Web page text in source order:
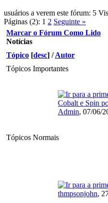
usuários a verem este fórum: 5
Páginas (2): 1 2 Seguinte »
Marcar o Fórum Como Lido
Notícias
Tópico [desc] /Autor
Tópicos Importantes
Cobalt e Spin
Admin, 07/06/
Tópicos Normais
thmpsonjohn,